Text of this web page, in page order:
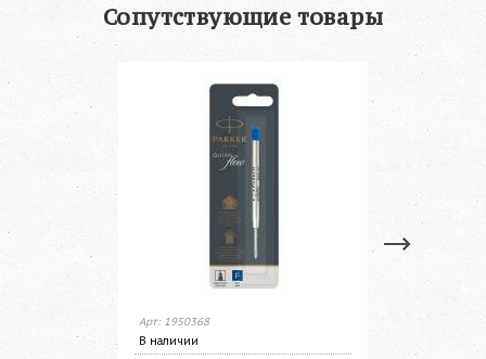
Сопутствующие товары
Арт: 1950368
В наличии
Нет в